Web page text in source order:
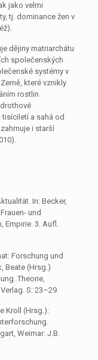
jako velmi
tj. dominance žen v
dějiny matriarchátu
společenských
systémy v
které vznikly
rostlin
a sahá od
i starší
In: Becker,
und
Empirie. 3. Aufl.
Forschung und
Beate (Hrsg.)
Theorie,
S: 23–29.
Kroll (Hrsg.):
Weimar: J.B.